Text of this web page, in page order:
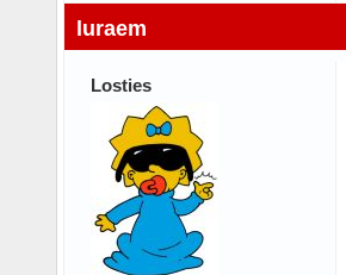
luraem
Losties